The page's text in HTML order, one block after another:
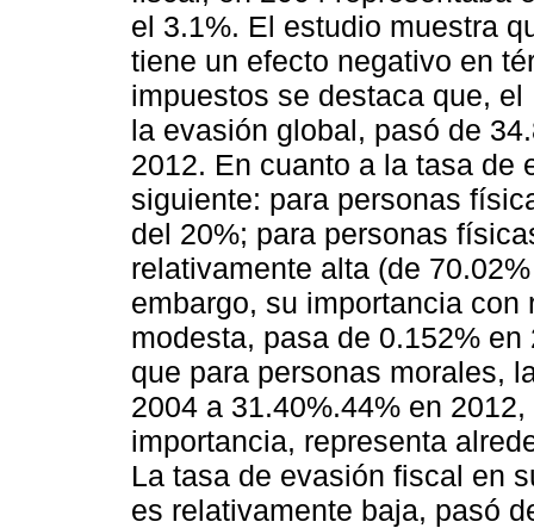
el 3.1%. El estudio muestra
tiene un efecto negativo en
impuestos se destaca que,
la evasión global, pasó de
2012. En cuanto a la tasa de
siguiente: para personas
del 20%; para personas
relativamente alta (de
embargo, su importancia
modesta, pasa de 0.152%
que para personas morales,
2004 a 31.40%.44% en
importancia, representa
La tasa de evasión fiscal en
es relativamente baja, pasó